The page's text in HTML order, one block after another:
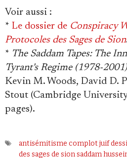
Voir aussi :
* Le dossier de Conspiracy
Protocoles des Sages de Sion
* The Saddam Tapes: The
Tyrant's Regime (1978-2001)
Kevin M. Woods, David D.
Stout (Cambridge
pages).
antisémitisme complot juif
des sages de sionsaddam